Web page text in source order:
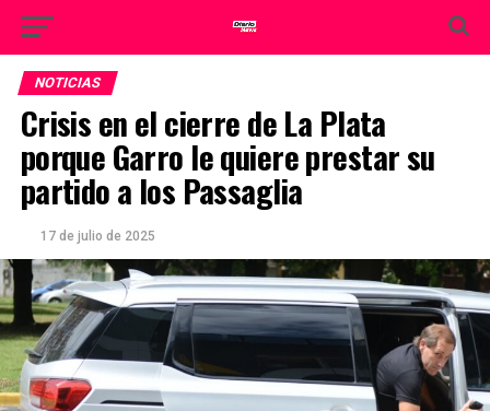
NOTICIAS
Crisis en el cierre de La Plata
porque Garro le quiere prestar su
partido a los Passaglia
17 de julio de 2025